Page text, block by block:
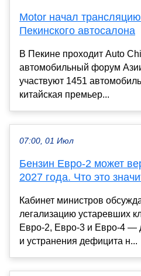
Motor начал
Пекинского автосалона
В Пекине проходит Auto
автомобильный форум
участвуют 1451
китайская премьер...
07:00, 01 Июл
Бензин Евро-2 может
2027 года. Что это
Кабинет министров
легализацию устаревших
Евро-2, Евро-3 и Евро-4 —
и устранения дефицита н...